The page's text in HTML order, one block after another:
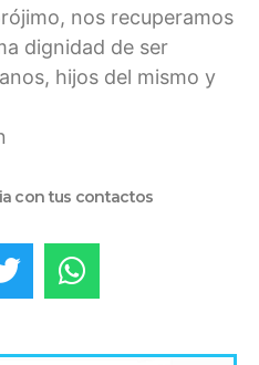
nos recuperamos
dignidad de ser
hijos del mismo y
con tus contactos